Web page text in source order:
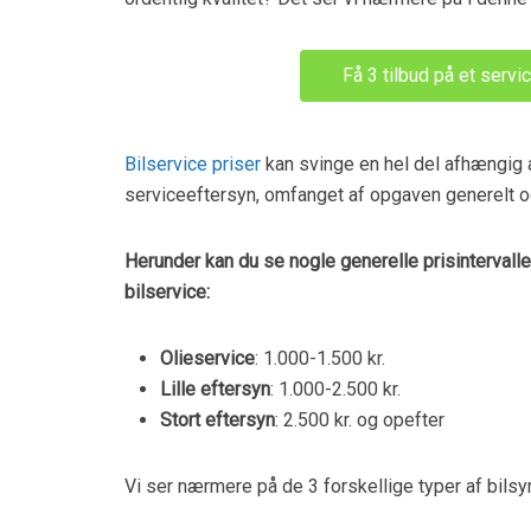
Få 3 tilbud på et
Bilservice priser kan svinge en hel del
serviceeftersyn, omfanget af opgaven generelt
Herunder kan du se nogle generelle
bilservice:
Olieservice: 1.000-1.500 kr.
Lille eftersyn: 1.000-2.500 kr.
Stort eftersyn: 2.500 kr. og opefter
Vi ser nærmere på de 3 forskellige typer af